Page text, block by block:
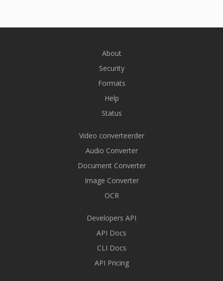
About
Security
Formats
Help
Status
Video converteerder
Audio Converter
Document Converter
Image Converter
OCR
Developers API
API Docs
CLI Docs
API Pricing